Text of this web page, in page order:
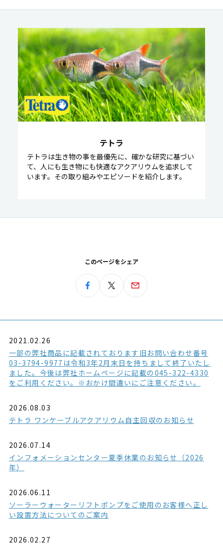
テトラ
テトラは生き物の事を最優先に、確かな研究に基づい
て、人にも生き物にも快適なアクアリウムを追求して
います。その取り組みやエピソードを紹介します。
このページをシェア
2021.02.26
一部の弊社商品に記載されております旧お問い合わせ番号
03-3794-9977は令和3年2月末日を持ちまして終了いたし
ました。今後は弊社ホームページに記載の045-322-4330
をご利用ください。※おかけ間違いにご注意ください。
2026.08.03
テトラ ワンケーブルアクアリウム自主回収のお知らせ
2026.07.14
インフォメーションセンター夏季休業のお知らせ（2026
年）
2026.06.11
ソーラーウォーターリフトポンプをご使用のお客様へ正し
い設置方法についてのご案内
2026.02.27